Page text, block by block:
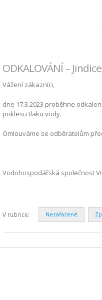
ODKALOVÁNÍ –
Vážení zákazníci,
dne 17.3.2023 proběhne
poklesu tlaku vody.
Omlouváme se odběratelům
Vodohospodářská společnost
V rubrice: Nezařazené